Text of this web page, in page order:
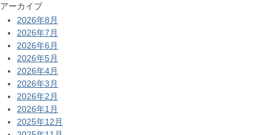
アーカイブ
2026年8月
2026年7月
2026年6月
2026年5月
2026年4月
2026年3月
2026年2月
2026年1月
2025年12月